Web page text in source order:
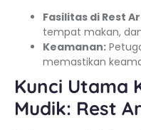
Fasilitas di Rest
tempat makan,
Keamanan:
memastikan
Kunci Utama
Mudik: Rest